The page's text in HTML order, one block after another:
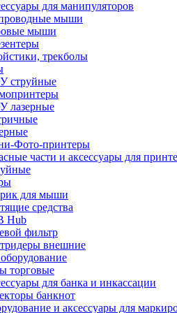
для манипуляторов
мыши
мыши
трекболы
струйные
лазерные
Фото-принтеры
части и аксессуары для
для мыши
средства
Hub
фильтр
внешние
торговые
для банка и инкассации
банкнот
и аксессуары для